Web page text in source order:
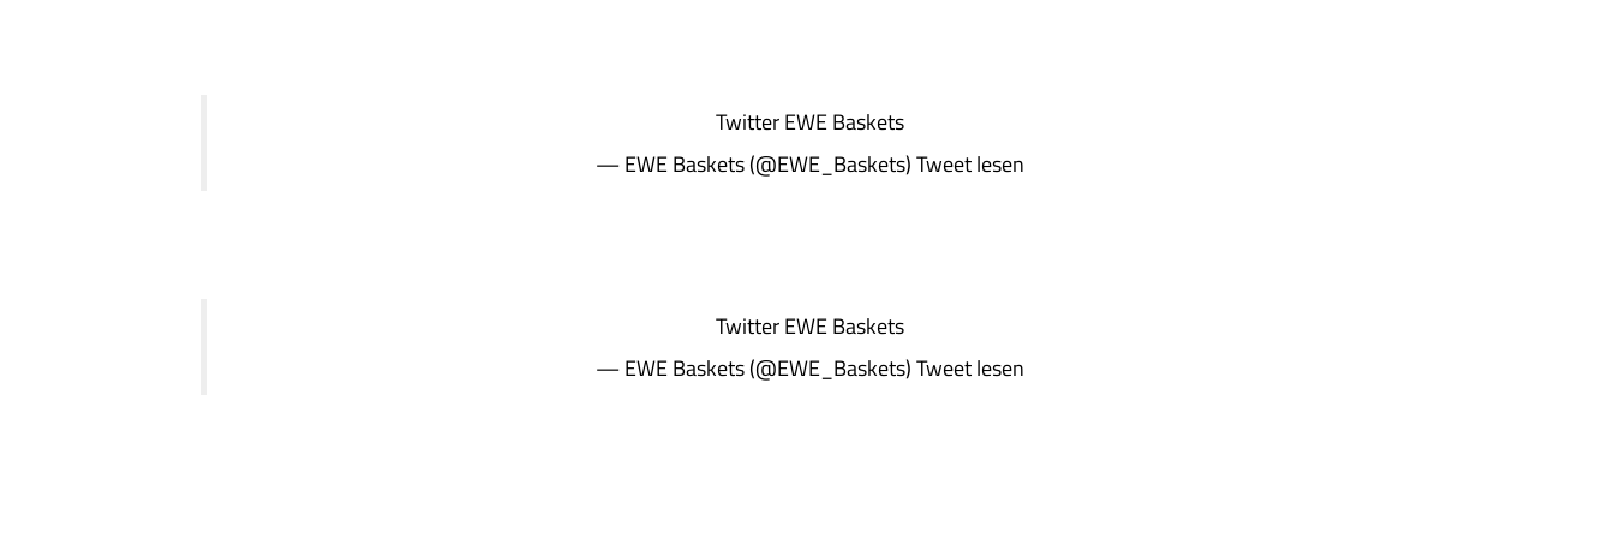
TwitterEWE Baskets
— EWE Baskets (@EWE_Baskets)Tweet lesen
TwitterEWE Baskets
— EWE Baskets (@EWE_Baskets)Tweet lesen